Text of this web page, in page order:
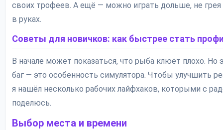
своих трофеев. А ещё — можно играть дольше, не грея
в руках.
Советы для новичков: как быстрее стать
В начале может показаться, что рыба клюёт плохо. Но
баг — это особенность симулятора. Чтобы улучшить
я нашёл несколько рабочих лайфхаков, которыми с
поделюсь.
Выбор места и времени